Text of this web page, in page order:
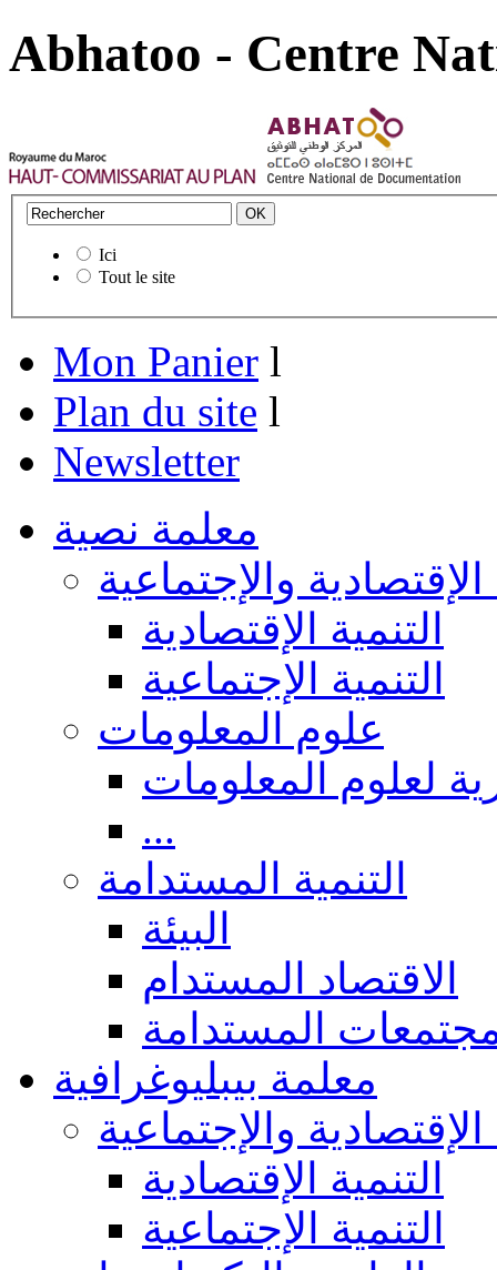
Abhatoo - Centre
Ici
Tout le site
Mon Panier l
Plan du site l
Newsletter
معلمة نصية
الإقتصادية والإجتماعية
التنمية الإقتصادية
التنمية الإجتماعية
علوم المعلومات
لعلوم المعلومات
...
التنمية المستدامة
البيئة
الاقتصاد المستدام
المستدامة
معلمة بيبليوغرافية
الإقتصادية والإجتماعية
التنمية الإقتصادية
التنمية الإجتماعية